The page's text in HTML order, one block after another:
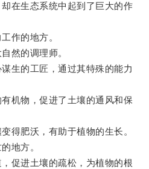
生态系统中起到了巨大的作
作的地方。
然的调理师。
的工匠，通过其特殊的能力
物，促进了土壤的通风和保
肥沃，有助于植物的生长。
地方。
进土壤的疏松，为植物的根